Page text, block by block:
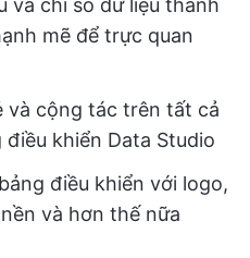
và chỉ số dữ liệu thành
mẽ để trực quan
và cộng tác trên tất cả
khiển Data Studio
điều khiển với logo,
và hơn thế nữa